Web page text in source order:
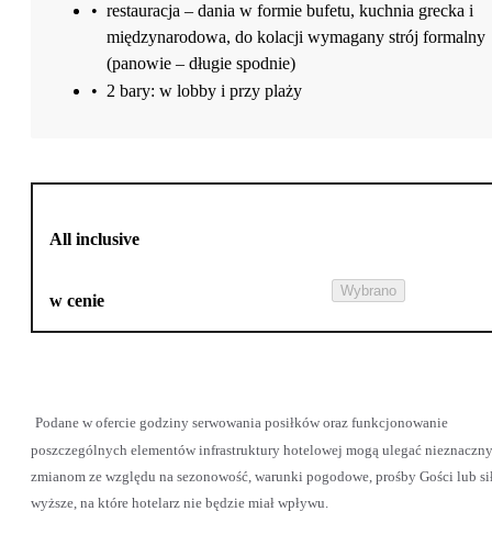
• restauracja – dania w formie bufetu, kuchnia grecka i
międzynarodowa, do kolacji wymagany strój formalny
(panowie – długie spodnie)
• 2 bary: w lobby i przy plaży
All inclusive
w cenie
Wybrano
Podane w ofercie godziny serwowania posiłków oraz funkcjonowanie
poszczególnych elementów infrastruktury hotelowej mogą ulegać
zmianom ze względu na sezonowość, warunki pogodowe, prośby Gości lub
wyższe, na które hotelarz nie będzie miał wpływu.